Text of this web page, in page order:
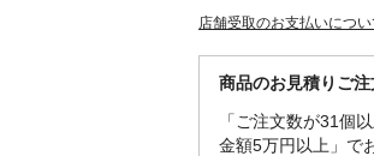
店舗受取のお支払いについ
商品のお見積りご
「ご注文数が31個
金額5万円以上」で